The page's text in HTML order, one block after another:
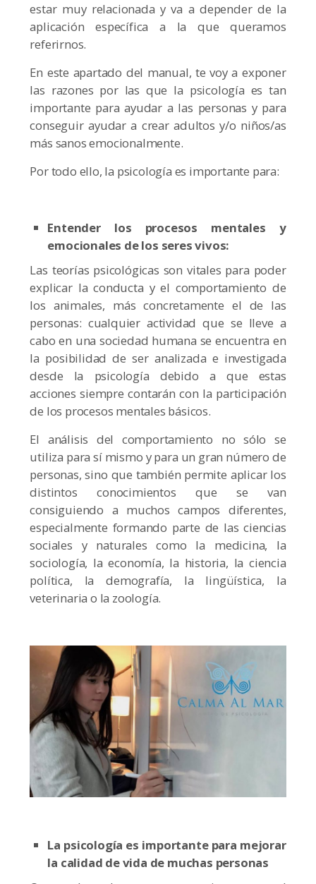
estar muy relacionada y va a depender de la
aplicación específica a la que queramos
referirnos.
En este apartado del manual, te voy a exponer
las razones por las que la psicología es tan
importante para ayudar a las personas y para
conseguir ayudar a crear adultos y/o niños/as
más sanos emocionalmente.
Por todo ello, la psicología es importante para:
Entender los procesos mentales y
emocionales de los seres vivos:
Las teorías psicológicas son vitales para poder
explicar la conducta y el comportamiento de
los animales, más concretamente el de las
personas: cualquier actividad que se lleve a
cabo en una sociedad humana se encuentra en
la posibilidad de ser analizada e investigada
desde la psicología debido a que estas
acciones siempre contarán con la participación
de los procesos mentales básicos.
El análisis del comportamiento no sólo se
utiliza para sí mismo y para un gran número de
personas, sino que también permite aplicar los
distintos conocimientos que se van
consiguiendo a muchos campos diferentes,
especialmente formando parte de las ciencias
sociales y naturales como la medicina, la
sociología, la economía, la historia, la ciencia
política, la demografía, la lingüística, la
veterinaria o la zoología.
La psicología es importante para mejorar
la calidad de vida de muchas personas